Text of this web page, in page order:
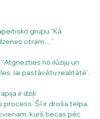
grupu “Kā
otram…”
“Atgriezties no ilūziju un
lai pastāvētu realitātē”.
ir dziļi
Šī ir droša telpa,
kurš tiecas pēc